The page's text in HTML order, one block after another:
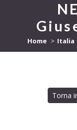
Home Italia
Torna